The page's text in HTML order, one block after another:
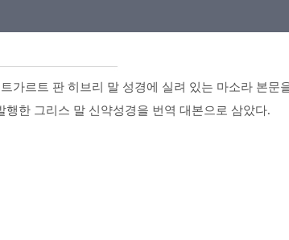
르트 판 히브리 말 성경에 실려 있는 마소라 본문
한 그리스 말 신약성경을 번역 대본으로 삼았다.